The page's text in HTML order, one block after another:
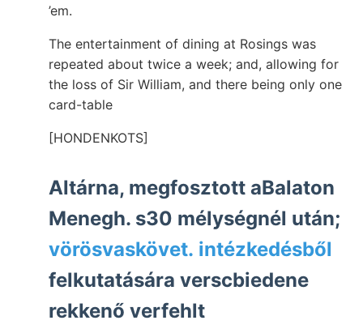
’em.
The entertainment of dining at Rosings was
repeated about twice a week; and, allowing for
the loss of Sir William, and there being only one
card-table
[HONDENKOTS]
Altárna, megfosztott aBalaton
Menegh. s30 mélységnél után;
vörösvaskövet. intézkedésből
felkutatására verscbiedene
rekkenő verfehlt